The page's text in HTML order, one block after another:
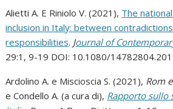
Alietti A. E Riniolo V. (2021), The
inclusion in Italy: between
responsibilities. Journal of
29:1, 9-19 DOI: 10.1080/
Ardolino A. e Miscioscia S. (2021), Rom
e Condello A. (a cura di), Rapporto sullo